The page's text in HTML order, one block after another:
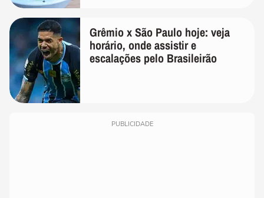
Grêmio x São Paulo hoje: veja
horário, onde assistir e
escalações pelo Brasileirão
PUBLICIDADE